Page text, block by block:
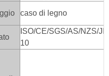
caso di legno
ISO/CE/SGS/AS/NZS/
10